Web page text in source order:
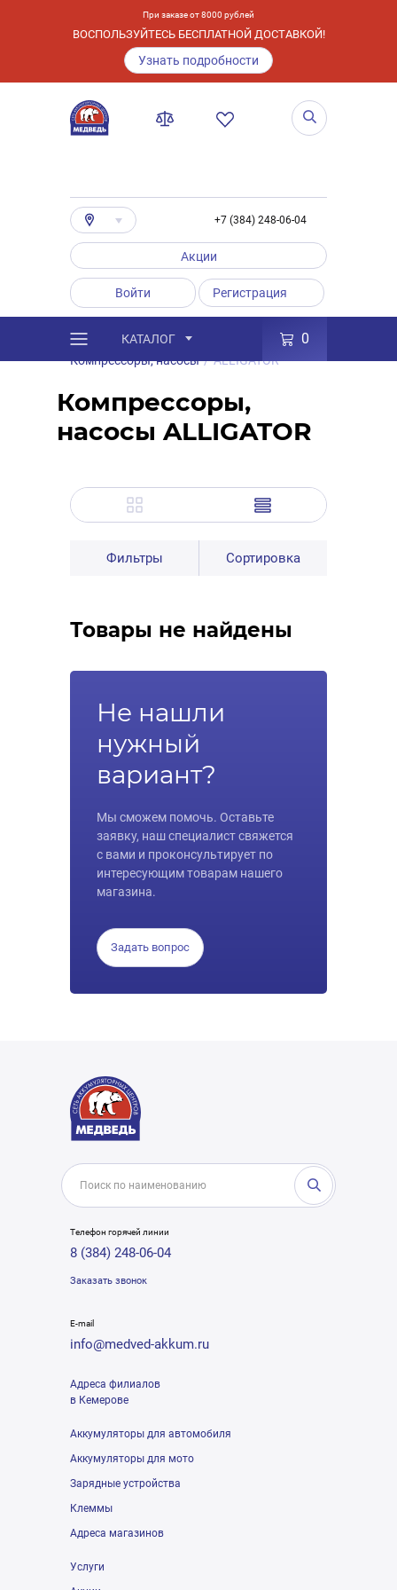
При заказе от 8000 рублей
ВОСПОЛЬЗУЙТЕСЬ БЕСПЛАТНОЙ ДОСТАВКОЙ!
Узнать подробности
+7 (384) 248-06-04
Акции
Войти Регистрация
КАТАЛОГ 0
Каталог / Товары Аксессуары
/
Компрессоры, насосы / ALLIGATOR
Компрессоры,
насосы ALLIGATOR
Фильтры Сортировка
Товары не найдены
Не нашли
нужный
вариант?
Мы сможем помочь. Оставьте
заявку, наш специалист свяжется
с вами и проконсультирует по
интересующим товарам нашего
магазина.
Задать вопрос
Телефон горячей линии
8 (384) 248-06-04
Заказать звонок
E-mail
info@medved-akkum.ru
Адреса филиалов
в Кемерове
Аккумуляторы для автомобиля
Аккумуляторы для мото
Зарядные устройства
Клеммы
Адреса магазинов
Услуги